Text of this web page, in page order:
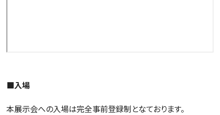
■入場
本展示会への入場は完全事前登録制となております。